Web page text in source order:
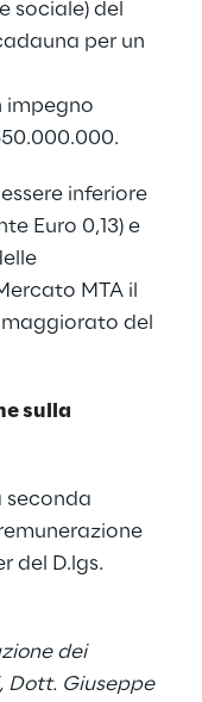
sociale) del
per un
impegno
inferiore
Euro 0,13) e
MTA il
del
sulla
seconda
del D.lgs.
dei
Dott. Giuseppe